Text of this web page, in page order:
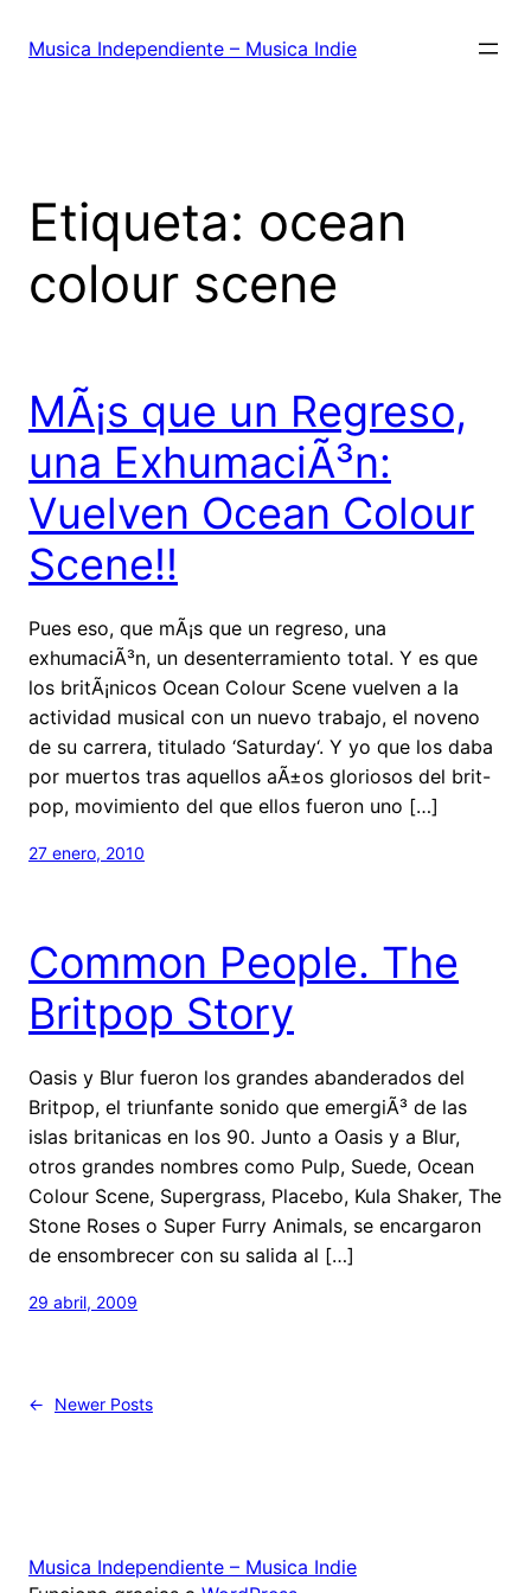
Musica Independiente – Musica Indie
Etiqueta: ocean
colour scene
MÃ¡s que un Regreso,
una ExhumaciÃ³n:
Vuelven Ocean Colour
Scene!!
Pues eso, que mÃ¡s que un regreso, una
exhumaciÃ³n, un desenterramiento total. Y es que
los britÃ¡nicos Ocean Colour Scene vuelven a la
actividad musical con un nuevo trabajo, el noveno
de su carrera, titulado ‘Saturday‘. Y yo que los daba
por muertos tras aquellos aÃ±os gloriosos del brit-
pop, movimiento del que ellos fueron uno […]
27 enero, 2010
Common People. The
Britpop Story
Oasis y Blur fueron los grandes abanderados del
Britpop, el triunfante sonido que emergiÃ³ de las
islas britanicas en los 90. Junto a Oasis y a Blur,
otros grandes nombres como Pulp, Suede, Ocean
Colour Scene, Supergrass, Placebo, Kula Shaker, The
Stone Roses o Super Furry Animals, se encargaron
de ensombrecer con su salida al […]
29 abril, 2009
← Newer Posts
Musica Independiente – Musica Indie